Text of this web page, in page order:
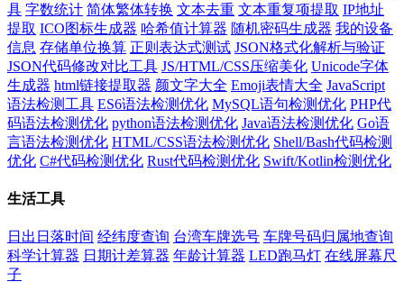
具 字数统计 简体繁体转换 文本去重 文本重复项提取 IP地址
提取 ICO图标生成器 哈希值计算器 随机密码生成器 我的设备
信息 存储单位换算 正则表达式测试 JSON格式化解析与验证
JSON代码修改对比工具 JS/HTML/CSS压缩美化 Unicode字体
生成器 html链接提取器 颜文字大全 Emoji表情大全 JavaScript
语法检测工具 ES6语法检测优化 MySQL语句检测优化 PHP代
码语法检测优化 python语法检测优化 Java语法检测优化 Go语
言语法检测优化 HTML/CSS语法检测优化 Shell/Bash代码检测
优化 C#代码检测优化 Rust代码检测优化 Swift/Kotlin检测优化
生活工具
日出日落时间 经纬度查询 台湾车牌选号 车牌号码归属地查询
科学计算器 日期计差算器 年龄计算器 LED跑马灯 在线屏幕尺
子